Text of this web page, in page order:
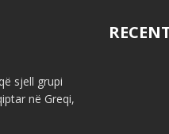
sjell grupi
në Greqi,